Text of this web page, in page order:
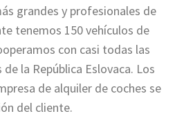
grandes y profesionales de
tenemos 150 vehículos de
con casi todas las
la República Eslovaca. Los
de alquiler de coches se
del cliente.